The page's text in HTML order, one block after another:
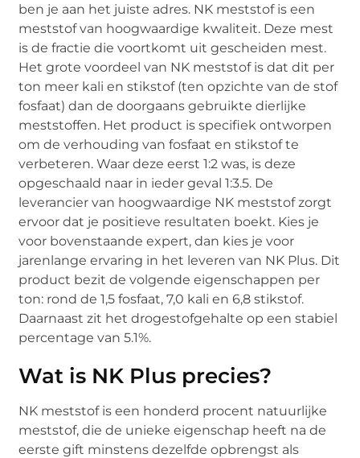
ben je aan het juiste adres. NK meststof is een
meststof van hoogwaardige kwaliteit. Deze mest
is de fractie die voortkomt uit gescheiden mest.
Het grote voordeel van NK meststof is dat dit per
ton meer kali en stikstof (ten opzichte van de stof
fosfaat) dan de doorgaans gebruikte dierlijke
meststoffen. Het product is specifiek ontworpen
om de verhouding van fosfaat en stikstof te
verbeteren. Waar deze eerst 1:2 was, is deze
opgeschaald naar in ieder geval 1:3.5. De
leverancier van hoogwaardige NK meststof zorgt
ervoor dat je positieve resultaten boekt. Kies je
voor bovenstaande expert, dan kies je voor
jarenlange ervaring in het leveren van NK Plus. Dit
product bezit de volgende eigenschappen per
ton: rond de 1,5 fosfaat, 7,0 kali en 6,8 stikstof.
Daarnaast zit het drogestofgehalte op een stabiel
percentage van 5.1%.
Wat is NK Plus precies?
NK meststof is een honderd procent natuurlijke
meststof, die de unieke eigenschap heeft na de
eerste gift minstens dezelfde opbrengst als